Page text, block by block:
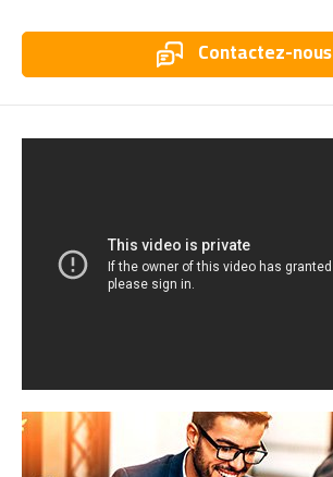
Contactez-nous